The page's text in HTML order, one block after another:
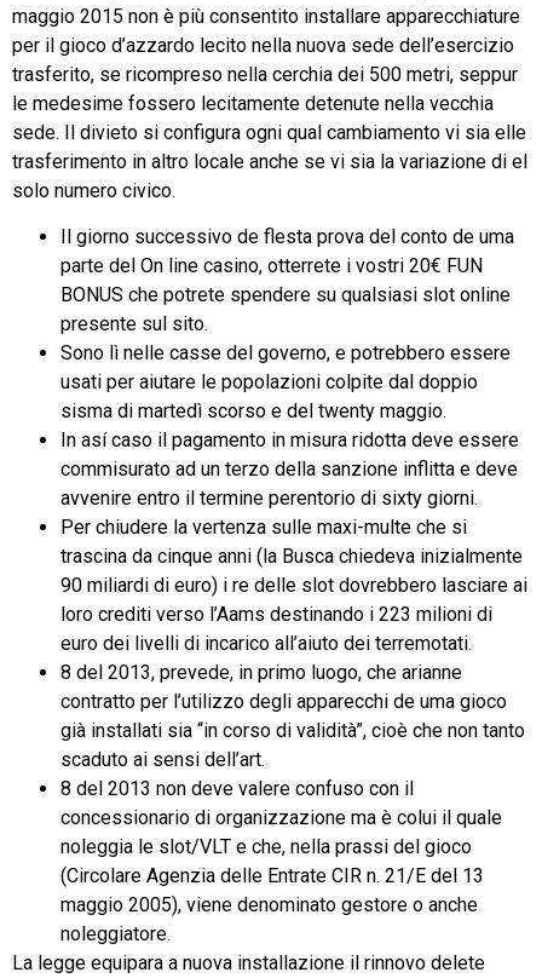
maggio 2015 non è più consentito installare apparecchiature
per il gioco d’azzardo lecito nella nuova sede dell’esercizio
trasferito, se ricompreso nella cerchia dei 500 metri, seppur
le medesime fossero lecitamente detenute nella vecchia
sede. Il divieto si configura ogni qual cambiamento vi sia elle
trasferimento in altro locale anche se vi sia la variazione di el
solo numero civico.
Il giorno successivo de flesta prova del conto de uma
parte del On line casino, otterrete i vostri 20€ FUN
BONUS che potrete spendere su qualsiasi slot online
presente sul sito.
Sono lì nelle casse del governo, e potrebbero essere
usati per aiutare le popolazioni colpite dal doppio
sisma di martedì scorso e del twenty maggio.
In así caso il pagamento in misura ridotta deve essere
commisurato ad un terzo della sanzione inflitta e deve
avvenire entro il termine perentorio di sixty giorni.
Per chiudere la vertenza sulle maxi-multe che si
trascina da cinque anni (la Busca chiedeva inizialmente
90 miliardi di euro) i re delle slot dovrebbero lasciare ai
loro crediti verso l’Aams destinando i 223 milioni di
euro dei livelli di incarico all’aiuto dei terremotati.
8 del 2013, prevede, in primo luogo, che arianne
contratto per l’utilizzo degli apparecchi de uma gioco
già installati sia “in corso di validità”, cioè che non tanto
scaduto ai sensi dell’art.
8 del 2013 non deve valere confuso con il
concessionario di organizzazione ma è colui il quale
noleggia le slot/VLT e che, nella prassi del gioco
(Circolare Agenzia delle Entrate CIR n. 21/E del 13
maggio 2005), viene denominato gestore o anche
noleggiatore.
La legge equipara a nuova installazione il rinnovo delete